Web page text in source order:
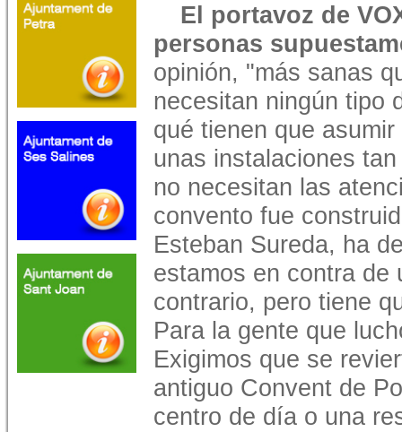
El portavoz de
personas
opinión, "más sanas
necesitan ningún tipo
qué tienen que
unas instalaciones
no necesitan las
convento fue
Esteban Sureda, ha
estamos en contra de
contrario, pero tiene
Para la gente que
Exigimos que se
antiguo Convent de
centro de día o una